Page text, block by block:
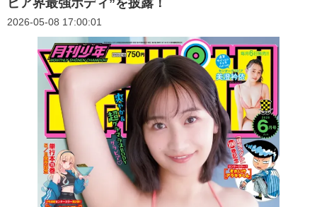
ビア界最強ボディ”を披露！
2026-05-08 17:00:01